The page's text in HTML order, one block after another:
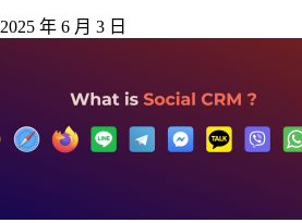
2025 年 6 月 3 日